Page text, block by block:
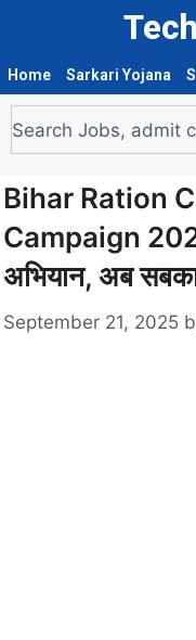
Home Sarkari Yojana
Bihar Ration
Campaign
अभियान, अब
September 21, 2025